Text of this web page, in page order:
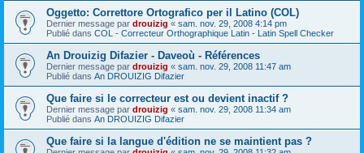
Oggetto: Correttore Ortografico per il Latino (COL)
Dernier message par drouizig « sam. nov. 29, 2008 4:14 pm
Publié dans COL - Correcteur Orthographique Latin - Latin Spell Checker
An Drouizig Difazier - Daveoù - Références
Dernier message par drouizig « sam. nov. 29, 2008 11:47 am
Publié dans An DROUIZIG Difazier
Que faire si le correcteur est ou devient inactif ?
Dernier message par drouizig « sam. nov. 29, 2008 11:34 am
Publié dans An DROUIZIG Difazier
Que faire si la langue d'édition ne se maintient pas ?